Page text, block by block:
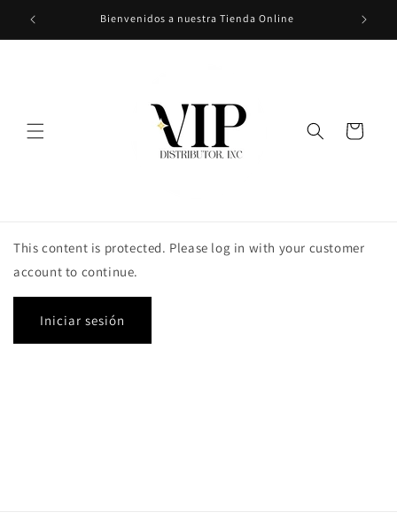
directamente
al contenido
Bienvenidos a nuestra Tienda Online
Carrito
This content is protected. Please log in with your customer
account to continue.
Iniciar sesión